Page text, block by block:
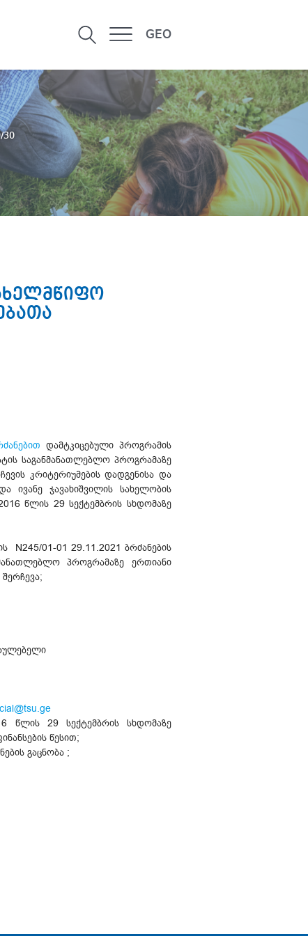
GEO
30
დამტკიცებული პროგრამის
საგანმანათლებლო პროგრამაზე
კრიტერიუმების დადგენისა და
ივანე ჯავახიშვილის სახელობის
წლის 29 სექტემბრის სხდომაზე
N245/01-01 29.11.2021 ბრძანების
პროგრამაზე ერთიანი
წლის 29 სექტემბრის სხდომაზე
წესით;
გაცნობა ;